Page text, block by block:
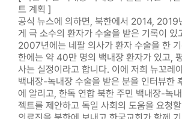
트 계획 ]
공식 뉴스에 의하면, 북한에서 2014, 2019
게 극 소수의 환자가 수술을 받은 기록이 있
2007년에는 네팔 의사가 환자 수술을 한
한에는 약 40만 명의 백내장 환자가 있고,
사는 실정이라고 합니다. 이에 저희 뉴꼬레
백내장-녹내장 수술을 받은 분을 인터뷰한
에 알리고, 한독 연합 북한 주민 백내장-녹
젝트를 제안하고 독일 사회의 도움을 요청